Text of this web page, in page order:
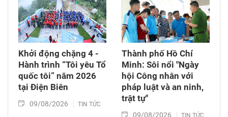
Khởi động chặng 4 -
Hành trình “Tôi yêu Tổ
quốc tôi” năm 2026
tại Điện Biên
09/08/2026 TIN TỨC
Thành phố Hồ Chí
Minh: Sôi nổi "Ngày
hội Công nhân với
pháp luật và an ninh,
trật tự"
09/08/2026